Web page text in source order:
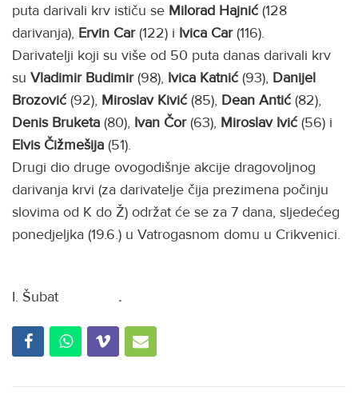
puta darivali krv ističu se Milorad Hajnić(128
darivanja), Ervin Car(122) i Ivica Car(116).
Darivatelji koji su više od 50 puta danas darivali krv
su Vladimir Budimir(98), Ivica Katnić(93), Danijel
Brozović(92), Miroslav Kivić(85), Dean Antić(82),
Denis Bruketa (80), Ivan Čor(63), Miroslav Ivić(56) i
Elvis Čižmešija (51).
Drugi dio druge ovogodišnje akcije dragovoljnog
darivanja krvi (za darivatelje čija prezimena počinju
slovima od K do Ž) održat će se za 7 dana, sljedećeg
ponedjeljka (19.6.) u Vatrogasnom domu u Crikvenici.
I. Šubat .